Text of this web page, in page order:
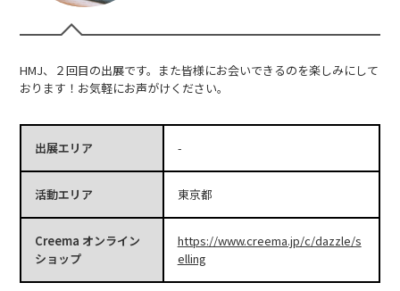
HMJ、２回目の出展です。また皆様にお会いできるのを楽しみにして
おります！お気軽にお声がけください。
出展エリア -
活動エリア 東京都
Creema オンライン
ショップ
https://www.creema.jp/c/dazzle/s
elling